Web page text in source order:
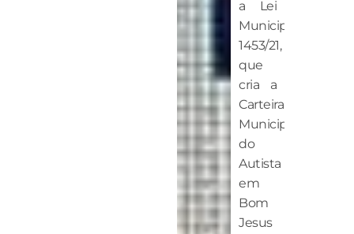
a Lei
Municipal
1453/21,
que
cria a
Carteira
Municipal
do
Autista
em
Bom
Jesus